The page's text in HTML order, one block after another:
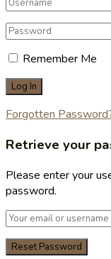
Remember Me
Forgotten
Retrieve your
Please enter your
password.